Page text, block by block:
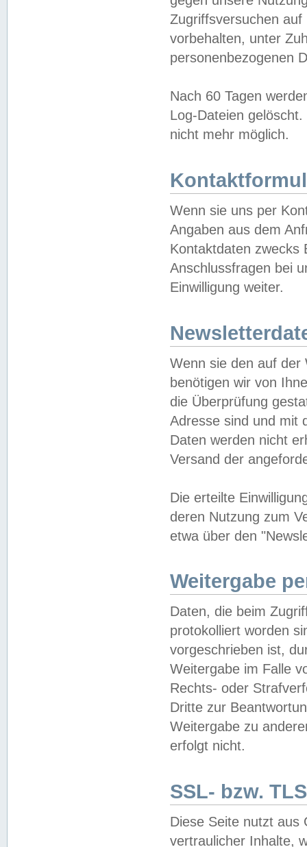
Zugriffsversuchen
vorbehalten, unter
personenbezogenen
Nach 60 Tagen
Log-Dateien
nicht mehr möglich.
Wenn sie uns per
Angaben aus dem
Kontaktdaten zwecks
Anschlussfragen bei
Einwilligung weiter.
Wenn sie den auf der
benötigen wir von
die Überprüfung
Adresse sind und mit
Daten werden nicht
Versand der
Die erteilte
deren Nutzung zum
etwa über den
Weitergabe
Daten, die beim
protokolliert worden
vorgeschrieben ist,
Weitergabe im Falle
Rechts- oder
Dritte zur
Weitergabe zu
erfolgt nicht.
SSL- bzw.
Diese Seite nutzt aus
vertraulicher Inhalte,